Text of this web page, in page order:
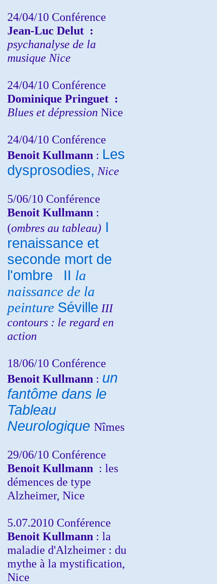
24/04/10 Conférence
Jean-Luc Delut :
psychanalyse de la
musique Nice
24/04/10 Conférence
Dominique Pringuet :
Blues et dépression Nice
24/04/10 Conférence
Benoit Kullmann : Les
dysprosodies, Nice
5/06/10 Conférence
Benoit Kullmann :
(ombres au tableau) I
renaissance et
seconde mort de
l'ombre
II la
naissance de la
peinture Séville III
contours : le regard en
action
18/06/10 Conférence
Benoit Kullmann : un
fantôme dans le
Tableau
Neurologique Nîmes
29/06/10 Conférence
Benoit Kullmann : les
démences de type
Alzheimer, Nice
5.07.2010 Conférence
Benoit Kullmann : la
maladie d'Alzheimer : du
mythe à la mystification,
Nice